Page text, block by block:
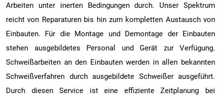
Arbeiten unter inerten Bedingungen durch. Unser Spektrum
reicht von Reparaturen bis hin zum kompletten Austausch von
Einbauten. Für die Montage und Demontage der Einbauten
stehen ausgebildetes Personal und Gerät zur Verfügung.
Schweißarbeiten an den Einbauten werden in allen bekannten
Schweißverfahren durch ausgebildete Schweißer ausgeführt.
Durch diesen Service ist eine effiziente Zeitplanung bei